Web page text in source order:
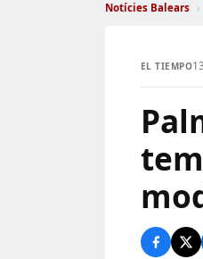
Notícies Balears ›
EL TIEMPO